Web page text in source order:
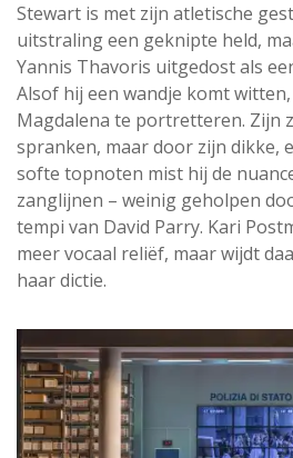
Stewart is met zijn atletische
uitstraling een geknipte held,
Yannis Thavoris uitgedost als
Alsof hij een wandje komt
Magdalena te portretteren. Zijn
spranken, maar door zijn dikke,
softe topnoten mist hij de
zanglijnen – weinig geholpen
tempi van David Parry. Kari
meer vocaal reliëf, maar wijdt
haar dictie.